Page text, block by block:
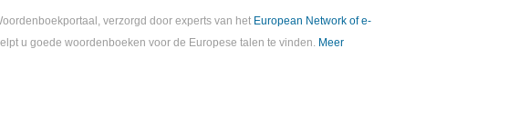
verzorgd door experts van het European Network of e-
u goede woordenboeken voor de Europese talen te vinden. Meer